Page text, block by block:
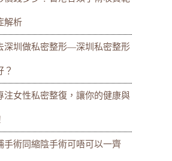
解析
深圳做私密整形—深圳私密整形
？
注女性私密整復，讓你的健康與
手術同縮陰手術可唔可以一齊